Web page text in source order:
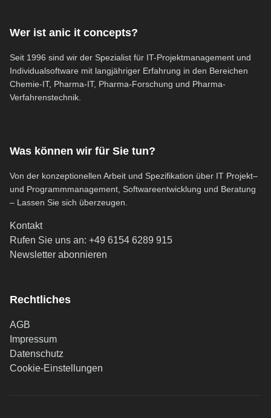
Wer ist anic it concepts?
Seit 1996 sind wir der Spezialist für IT-Projektmanagement und
Individualsoftware mit langjähriger Erfahrung in den Bereichen
Chemie-IT, Pharma-IT, Pharma-Forschung und Pharma-
Verfahrenstechnik.
Was können wir für Sie tun?
Von der konzeptionellen Arbeit und Spezifikation über IT Projekt–
und Programmmanagement, Softwareentwicklung und Beratung
– Lassen Sie sich überzeugen.
Kontakt
Rufen Sie uns an: +49 6154 6289 915
Newsletter abonnieren
Rechtliches
AGB
Impressum
Datenschutz
Cookie-Einstellungen